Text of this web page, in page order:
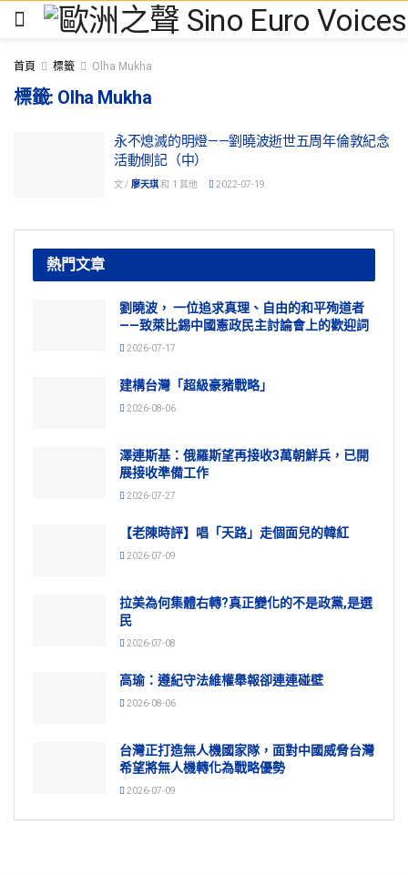
首頁 標籤 Olha Mukha
標籤: Olha Mukha
永不熄滅的明燈——劉曉波逝世五周年倫敦紀念
活動側記（中）
文 / 廖天琪 和 1 其他 2022-07-19
熱門文章
劉曉波， 一位追求真理、自由的和平殉道者
——致萊比錫中國憲政民主討論會上的歡迎詞
2026-07-17
建構台灣「超級豪豬戰略」
2026-08-06
澤連斯基：俄羅斯望再接收3萬朝鮮兵，已開
展接收準備工作
2026-07-27
【老陳時評】唱「天路」走個面兒的韓紅
2026-07-09
拉美為何集體右轉?真正變化的不是政黨,是選
民
2026-07-08
高瑜：遵紀守法維權舉報卻連連碰壁
2026-08-06
台灣正打造無人機國家隊，面對中國威脅台灣
希望將無人機轉化為戰略優勢
2026-07-09